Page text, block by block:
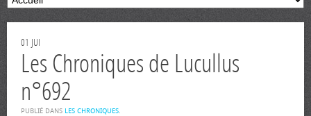
01 JUI
Les Chroniques de Lucullus
n°692
PUBLIÉ DANS LES CHRONIQUES.